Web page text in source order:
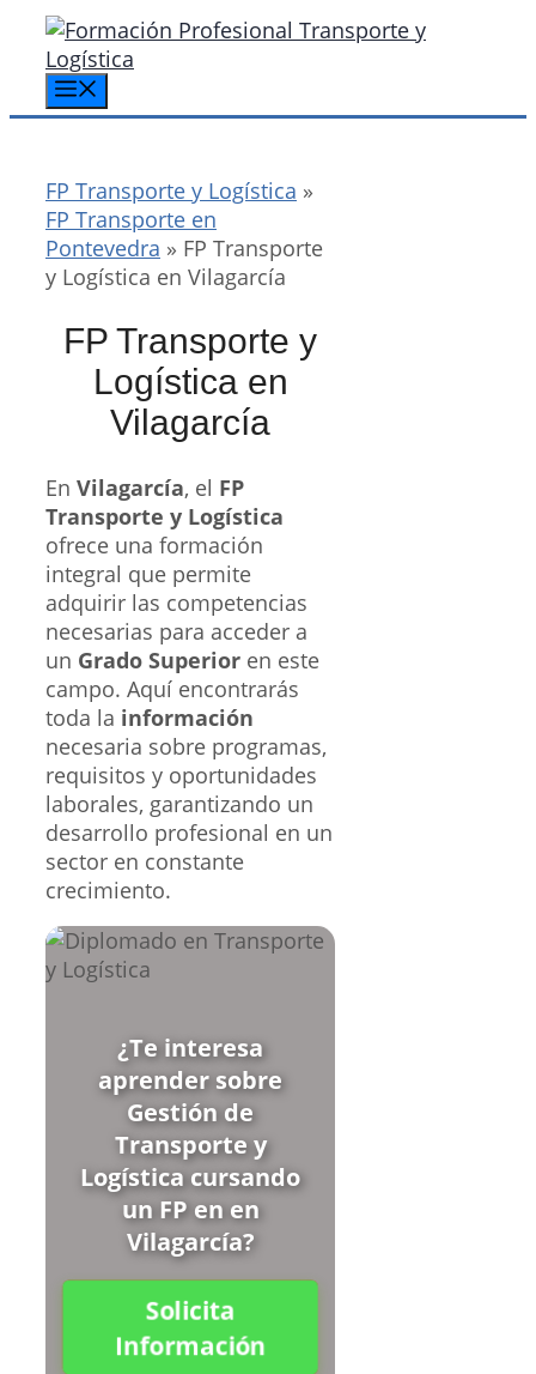
Saltar
contenido
FP Transporte y Logística »
FP Transporte en
Pontevedra » FP Transporte
y Logística en Vilagarcía
FP Transporte y
Logística en
Vilagarcía
En Vilagarcía, el FP
Transporte y Logística
ofrece una formación
integral que permite
adquirir las competencias
necesarias para acceder a
un Grado Superior en este
campo. Aquí encontrarás
toda la información
necesaria sobre programas,
requisitos y oportunidades
laborales, garantizando un
desarrollo profesional en un
sector en constante
crecimiento.
¿Te interesa
aprender sobre
Gestión de
Transporte y
Logística cursando
un FP en en
Vilagarcía?
Solicita
Información